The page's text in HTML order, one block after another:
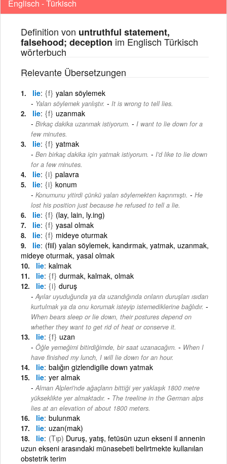
Englisch - Türkisch
Definition von untruthful statement,
falsehood; deception im Englisch Türkisch
wörterbuch
Relevante Übersetzungen
lie {f} yalan söylemek
Yalan söylemek yanlıştır. - It is wrong to tell lies.
lie {f} uzanmak
Birkaç dakika uzanmak istiyorum. - I want to lie down for a
few minutes.
lie {f} yatmak
Ben birkaç dakika için yatmak istiyorum. - I'd like to lie down
for a few minutes.
lie {i} palavra
lie {i} konum
Konumunu yitirdi çünkü yalan söylemekten kaçınmıştı. - He
lost his position just because he refused to tell a lie.
lie {f} (lay, lain, ly.ing)
lie {f} yasal olmak
lie {f} mideye oturmak
lie (fiil) yalan söylemek, kandırmak, yatmak, uzanmak,
mideye oturmak, yasal olmak
lie kalmak
lie {f} durmak, kalmak, olmak
lie {i} duruş
Ayılar uyuduğunda ya da uzandığında onların duruşları ısıdan
kurtulmak ya da onu korumak isteyip istemediklerine bağlıdır. -
When bears sleep or lie down, their postures depend on
whether they want to get rid of heat or conserve it.
lie {f} uzan
Öğle yemeğimi bitirdiğimde, bir saat uzanacağım. - When I
have finished my lunch, I will lie down for an hour.
lie balığın gizlendigilie down yatmak
lie yer almak
Alman Alpleri'nde ağaçların bittiği yer yaklaşık 1800 metre
yükseklikte yer almaktadır. - The treeline in the German alps
lies at an elevation of about 1800 meters.
lie bulunmak
lie uzan(mak)
lie (Tıp) Duruş, yatış, fetüsün uzun ekseni il annenin
uzun ekseni arasındaki münasebeti belirtmekte kullanılan
obstetrik terim